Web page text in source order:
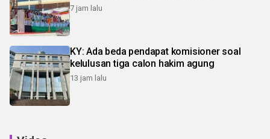
7 jam lalu
KY: Ada beda pendapat komisioner soal
kelulusan tiga calon hakim agung
13 jam lalu